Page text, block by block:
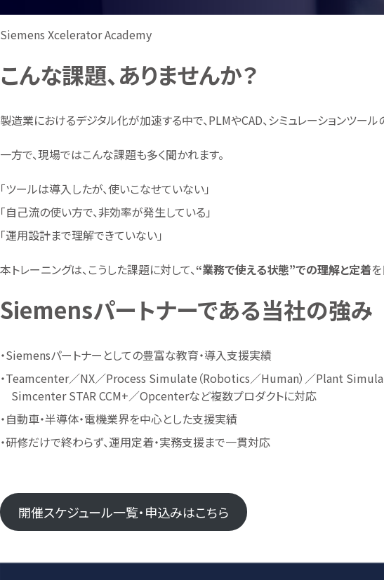
Siemens Xcelerator Academy
こんな課題、ありませんか？
製造業におけるデジタル化が加速する中で、PLMやCAD、シミュレーションツー
一方で、現場ではこんな課題も多く聞かれます。
「ツールは導入したが、使いこなせていない」
「自己流の使い方で、非効率が発生している」
「運用設計まで理解できていない」
本トレーニングは、こうした課題に対して、“業務で使える状態”での理解と定着
Siemensパートナーである当社の強み
・Siemensパートナーとしての豊富な教育・導入支援実績
・Teamcenter／NX／Process Simulate（Robotics／Human）／Plant
Simcenter STAR CCM+／Opcenterなど複数プロダクトに対応
・自動車・半導体・電機業界を中心とした支援実績
・研修だけで終わらず、運用定着・実務支援まで一貫対応
開催スケジュール一覧・申込みはこちら